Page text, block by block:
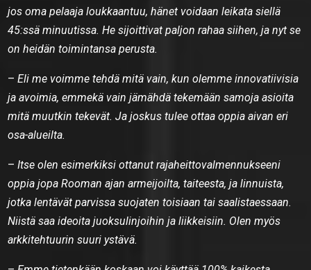
jos oma pelaaja loukkaantuu, hänet voidaan leikata siellä
45:ssä minuutissa. He sijoittivat paljon rahaa siihen, ja nyt se
on heidän toimintansa perusta.
–Eli me voimme tehdä mitä vain, kun olemme innovatiivisia
ja avoimia, emmekä vain jämähdä tekemään samoja asioita
mitä muutkin tekevät. Ja joskus tulee ottaa oppia aivan eri
osa-alueilta.
–Itse olen esimerkiksi ottanut rajaheittovalmennukseeni
oppia jopa Rooman ajan armeijoilta, taiteesta, ja linnuista,
jotka lentävät parvissa suojaten toisiaan tai saalistaessaan.
Niistä saa ideoita juoksulinjoihin ja liikkeisiin. Olen myös
arkkitehtuurin suuri ystävä.